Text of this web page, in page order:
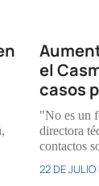
el
casos
"No es un
directora
contactos
22 DE